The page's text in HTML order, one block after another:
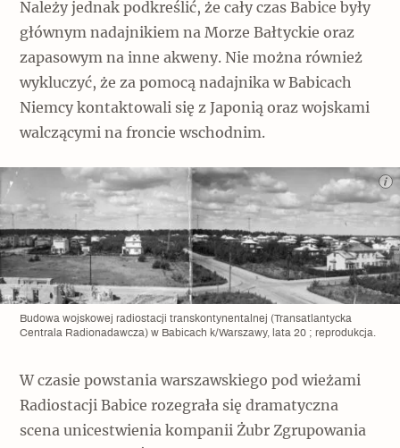
Należy jednak podkreślić, że cały czas Babice były
głównym nadajnikiem na Morze Bałtyckie oraz
zapasowym na inne akweny. Nie można również
wykluczyć, że za pomocą nadajnika w Babicach
Niemcy kontaktowali się z Japonią oraz wojskami
walczącymi na froncie wschodnim.
Budowa wojskowej radiostacji transkontynentalnej (Transatlantycka
Centrala Radionadawcza) w Babicach k/Warszawy, lata 20 ; reprodukcja.
W czasie powstania warszawskiego pod wieżami
Radiostacji Babice rozegrała się dramatyczna
scena unicestwienia kompanii Żubr Zgrupowania